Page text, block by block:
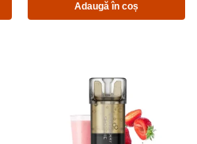
Adaugă în coș